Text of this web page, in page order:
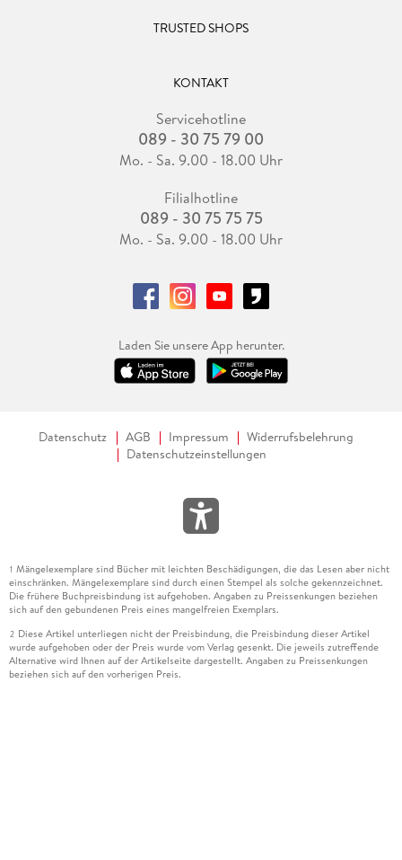
TRUSTED SHOPS
KONTAKT
Servicehotline
089 - 30 75 79 00
Mo. - Sa. 9.00 - 18.00 Uhr
Filialhotline
089 - 30 75 75 75
Mo. - Sa. 9.00 - 18.00 Uhr
Laden Sie unsere App herunter.
Datenschutz AGB Impressum
Widerrufsbelehrung
Datenschutzeinstellungen
1 Mängelexemplare sind Bücher mit leichten Beschädigungen, die das Lesen aber nicht
einschränken. Mängelexemplare sind durch einen Stempel als solche gekennzeichnet.
Die frühere Buchpreisbindung ist aufgehoben. Angaben zu Preissenkungen beziehen
sich auf den gebundenen Preis eines mangelfreien Exemplars.
2 Diese Artikel unterliegen nicht der Preisbindung, die Preisbindung dieser Artikel
wurde aufgehoben oder der Preis wurde vom Verlag gesenkt. Die jeweils zutreffende
Alternative wird Ihnen auf der Artikelseite dargestellt. Angaben zu Preissenkungen
beziehen sich auf den vorherigen Preis.